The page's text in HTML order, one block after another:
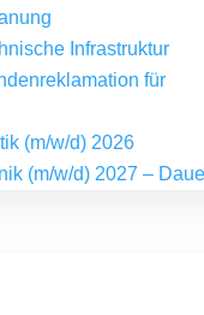
Infrastruktur
für
(m/w/d) 2026
(m/w/d) 2027 –